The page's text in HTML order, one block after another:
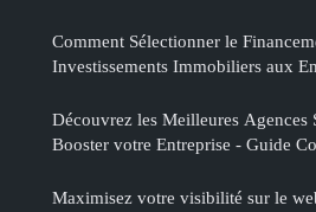
Comment Sélectionner le
Investissements Immobiliers aux
Découvrez les Meilleures Agences
Booster votre Entreprise - Guide
Maximisez votre visibilité sur le